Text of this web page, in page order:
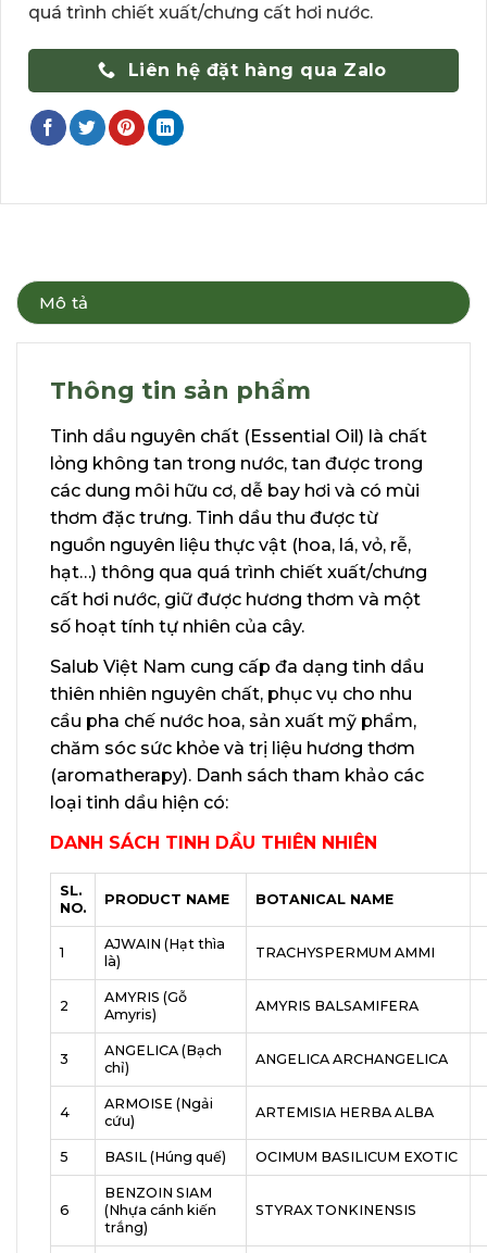
quá trình chiết xuất/chưng cất hơi nước.
Liên hệ đặt hàng qua Zalo
Mô tả
Thông tin sản phẩm
Tinh dầu nguyên chất (Essential Oil) là chất
lỏng không tan trong nước, tan được trong
các dung môi hữu cơ, dễ bay hơi và có mùi
thơm đặc trưng. Tinh dầu thu được từ
nguồn nguyên liệu thực vật (hoa, lá, vỏ, rễ,
hạt…) thông qua quá trình chiết xuất/chưng
cất hơi nước, giữ được hương thơm và một
số hoạt tính tự nhiên của cây.
Salub Việt Nam cung cấp đa dạng tinh dầu
thiên nhiên nguyên chất, phục vụ cho nhu
cầu pha chế nước hoa, sản xuất mỹ phẩm,
chăm sóc sức khỏe và trị liệu hương thơm
(aromatherapy). Danh sách tham khảo các
loại tinh dầu hiện có:
DANH SÁCH TINH DẦU THIÊN NHIÊN
SL.
NO.
PRODUCT NAME BOTANICAL NAME
1
AJWAIN (Hạt thìa
là)
TRACHYSPERMUM AMMI
2
AMYRIS (Gỗ
Amyris)
AMYRIS BALSAMIFERA
3
ANGELICA (Bạch
chỉ)
ANGELICA ARCHANGELICA
4
ARMOISE (Ngải
cứu)
ARTEMISIA HERBA ALBA
5 BASIL (Húng quế) OCIMUM BASILICUM EXOTIC
6
BENZOIN SIAM
(Nhựa cánh kiến
trắng)
STYRAX TONKINENSIS